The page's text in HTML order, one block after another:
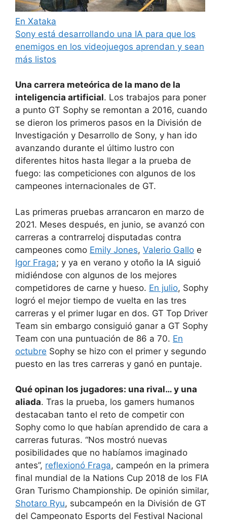
En Xataka
Sony está desarrollando una IA para que los
enemigos en los videojuegos aprendan y sean
más listos
Una carrera meteórica de la mano de la
inteligencia artificial. Los trabajos para poner
a punto GT Sophy se remontan a 2016, cuando
se dieron los primeros pasos en la División de
Investigación y Desarrollo de Sony, y han ido
avanzando durante el último lustro con
diferentes hitos hasta llegar a la prueba de
fuego: las competiciones con algunos de los
campeones internacionales de GT.
Las primeras pruebas arrancaron en marzo de
2021. Meses después, en junio, se avanzó con
carreras a contrarreloj disputadas contra
campeones como Emily Jones, Valerio Gallo e
Igor Fraga; y ya en verano y otoño la IA siguió
midiéndose con algunos de los mejores
competidores de carne y hueso. En julio, Sophy
logró el mejor tiempo de vuelta en las tres
carreras y el primer lugar en dos. GT Top Driver
Team sin embargo consiguió ganar a GT Sophy
Team con una puntuación de 86 a 70. En
octubre Sophy se hizo con el primer y segundo
puesto en las tres carreras y ganó en puntaje.
Qué opinan los jugadores: una rival… y una
aliada. Tras la prueba, los gamers humanos
destacaban tanto el reto de competir con
Sophy como lo que habían aprendido de cara a
carreras futuras. “Nos mostró nuevas
posibilidades que no habíamos imaginado
antes”, reflexionó Fraga, campeón en la primera
final mundial de la Nations Cup 2018 de los FIA
Gran Turismo Championship. De opinión similar,
Shotaro Ryu, subcampeón en la División de GT
del Campeonato Esports del Festival Nacional